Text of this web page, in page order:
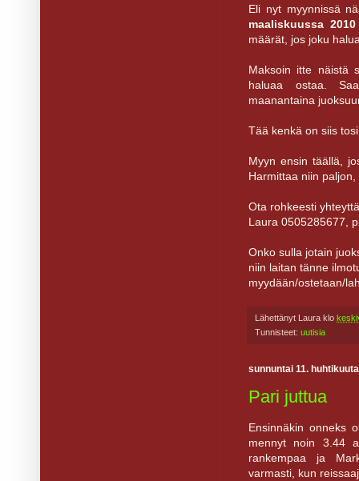
Eli nyt myynnissä
maaliskuussa 2010
määrät, jos joku
Maksoin itte näistä
haluaa ostaa.
maanantaina
Tää kenkä on siis
Myyn ensin täällä,
Harmittaa niin
Ota rohkeesti
Laura 0505285677,
Onko sulla jotain
niin laitan tänne
myydään/ostetaan/
Lähettänyt Laura klo
Tunnisteet: uutisia
sunnuntai 11.
Pari juttua
Ensinnäkin onneks
mennyt noin 3.44
rankempaa ja
varmasti, kun